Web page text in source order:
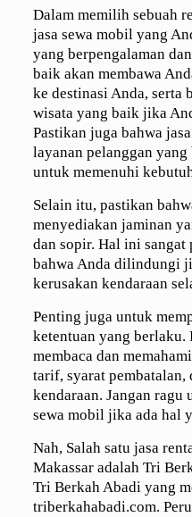
Dalam memilih sebuah
jasa sewa mobil yang
yang berpengalaman
baik akan membawa
ke destinasi Anda, serta
wisata yang baik jika
Pastikan juga bahwa
layanan pelanggan
untuk memenuhi
Selain itu, pastikan
menyediakan jaminan
dan sopir. Hal ini
bahwa Anda dilindungi
kerusakan kendaraan
Penting juga untuk
ketentuan yang berlaku.
membaca dan
tarif, syarat pembatalan,
kendaraan. Jangan ragu
sewa mobil jika ada hal
Nah, Salah satu jasa
Makassar adalah Tri
Tri Berkah Abadi yang
triberkahabadi.com.